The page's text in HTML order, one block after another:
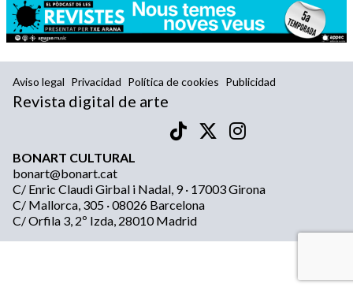
Aviso legal Privacidad Política de cookies Publicidad
Revista digital de arte
BONART CULTURAL
bonart@bonart.cat
C/ Enric Claudi Girbal i Nadal, 9 · 17003 Girona
C/ Mallorca, 305 · 08026 Barcelona
C/ Orfila 3, 2º Izda, 28010 Madrid